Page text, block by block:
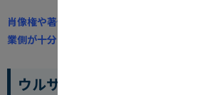
肖像権や著作権など、ユーザーが見落と
業側が十分に注意する必要があります。
ウルサスはSNSマーケティ